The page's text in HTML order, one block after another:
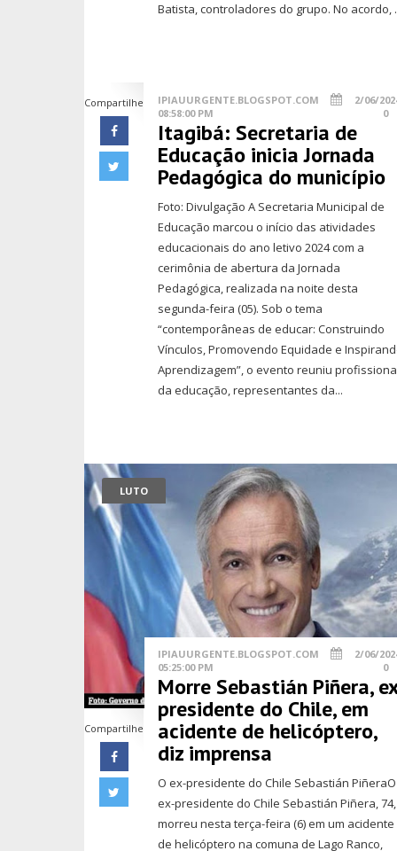
Batista, controladores do grupo. No acordo,
Compartilhe IPIAUURGENTE.BLOGSPOT.COM
2/06/
08:58:00 PM
0
Itagibá: Secretaria de
Educação inicia Jornada
Pedagógica do município
Foto: Divulgação A Secretaria Municipal de
Educação marcou o início das atividades
educacionais do ano letivo 2024 com a
cerimônia de abertura da Jornada
Pedagógica, realizada na noite desta
segunda-feira (05). Sob o tema
“contemporâneas de educar: Construindo
Vínculos, Promovendo Equidade e
Aprendizagem”, o evento reuniu
da educação, representantes da...
LUTO
Compartilhe
IPIAUURGENTE.BLOGSPOT.COM
2/06/
05:25:00 PM
0
Morre Sebastián Piñera,
presidente do Chile, em
acidente de helicóptero,
diz imprensa
O ex-presidente do Chile Sebastián PiñeraO
ex-presidente do Chile Sebastián Piñera, 74,
morreu nesta terça-feira (6) em um acidente
de helicóptero na comuna de Lago Ranco,